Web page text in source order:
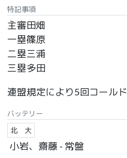
特記事項
主審田畑
一塁篠原
二塁三浦
三塁多田
連盟規定により5回コールド
バッテリー
北 大
小岩、齋藤 - 常盤